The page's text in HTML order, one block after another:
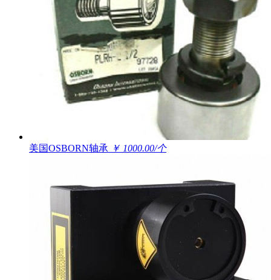
美国OSBORN轴承 ￥ 1000.00/个